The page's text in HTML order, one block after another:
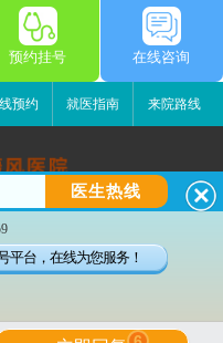
预约挂号 在线咨询
预约 就医指南 来院路线
院
路2号
风医院
号
医生热线
平台，在线为您服务！